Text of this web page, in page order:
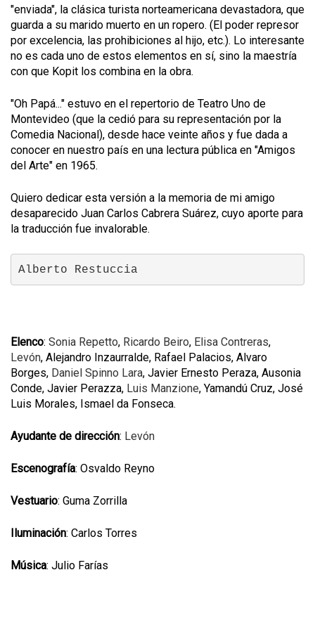
"enviada", la clásica turista norteamericana devastadora, que
guarda a su marido muerto en un ropero. (El poder represor
por excelencia, las prohibiciones al hijo, etc.). Lo interesante
no es cada uno de estos elementos en sí, sino la maestría
con que Kopit los combina en la obra.
"Oh Papá..." estuvo en el repertorio de Teatro Uno de
Montevideo (que la cedió para su representación por la
Comedia Nacional), desde hace veinte años y fue dada a
conocer en nuestro país en una lectura pública en "Amigos
del Arte" en 1965.
Quiero dedicar esta versión a la memoria de mi amigo
desaparecido Juan Carlos Cabrera Suárez, cuyo aporte para
la traducción fue invalorable.
Alberto Restuccia
Elenco: Sonia Repetto, Ricardo Beiro, Elisa Contreras,
Levón, Alejandro Inzaurralde, Rafael Palacios, Alvaro
Borges, Daniel Spinno Lara, Javier Ernesto Peraza, Ausonia
Conde, Javier Perazza, Luis Manzione, Yamandú Cruz, José
Luis Morales, Ismael da Fonseca.
Ayudante de dirección: Levón
Escenografía: Osvaldo Reyno
Vestuario: Guma Zorrilla
Iluminación: Carlos Torres
Música: Julio Farías